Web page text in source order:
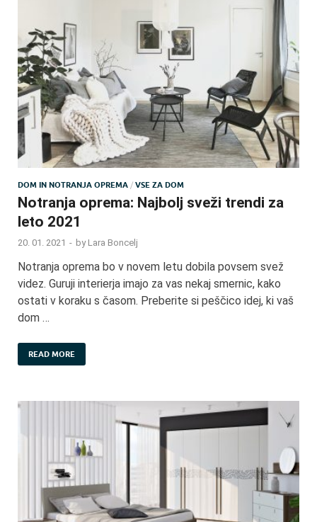
DOM IN NOTRANJA OPREMA / VSE ZA DOM
Notranja oprema: Najbolj sveži trendi za
leto 2021
20. 01. 2021 - by Lara Boncelj
Notranja oprema bo v novem letu dobila povsem svež
videz. Guruji interierja imajo za vas nekaj smernic, kako
ostati v koraku s časom. Preberite si peščico idej, ki vaš
dom …
READ MORE